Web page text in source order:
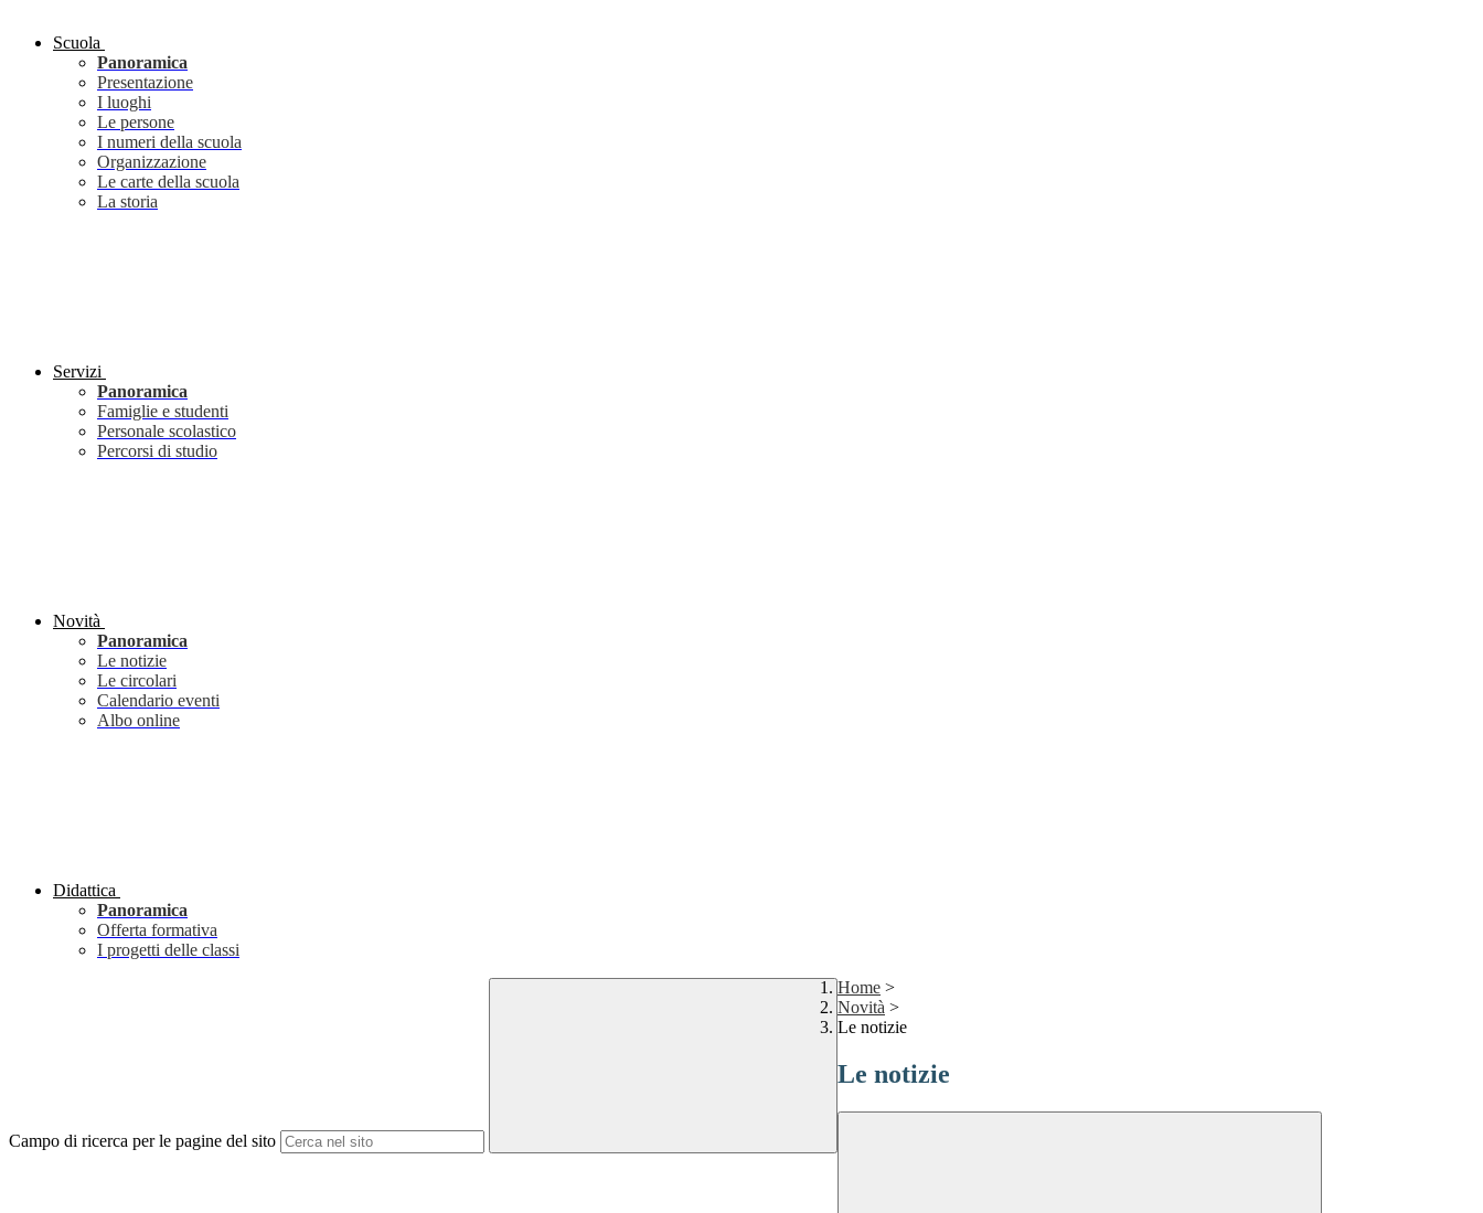
Scuola
Panoramica
Presentazione
I luoghi
Le persone
I numeri della scuola
Organizzazione
Le carte della scuola
La storia
Servizi
Panoramica
Famiglie e studenti
Personale scolastico
Percorsi di studio
Novità
Panoramica
Le notizie
Le circolari
Calendario eventi
Albo online
Didattica
Panoramica
Offerta formativa
I progetti delle classi
Campo di ricerca per le pagine del sito
Home >
Novità >
Le notizie
Le notizie